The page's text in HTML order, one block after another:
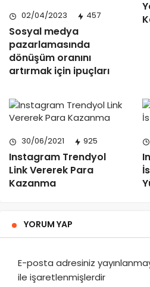
02/04/2023 457
Sosyal medya
pazarlamasında
dönüşüm oranını
artırmak için ipuçları
30/06/2021 925
Instagram Trendyol
Link Vererek Para
Kazanma
YORUM YAP
E-posta adresiniz
ile işaretlenmişlerdir